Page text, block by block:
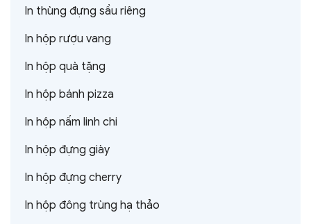
In thùng đựng sầu riêng
In hộp rượu vang
In hộp quà tặng
In hộp bánh pizza
In hộp nấm linh chi
In hộp đựng giày
In hộp đựng cherry
In hộp đông trùng hạ thảo